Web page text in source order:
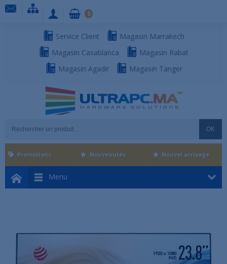
Service Client
Magasin Marrakech
Magasin Casablanca
Magasin Rabat
Magasin Agadir
Magasin Tanger
OK
0
Menu
Promotions Nouveautés Nouvel arrivage